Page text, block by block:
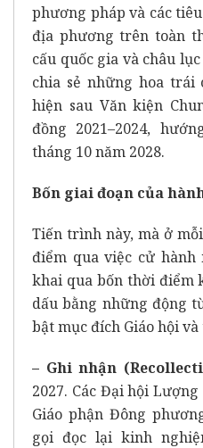
phương pháp và các
địa phương trên toàn
cấu quốc gia và châu
chia sẻ những hoa
hiện sau Văn kiện
đồng 2021–2024,
tháng 10 năm 2028.
Bốn giai đoạn của
Tiến trình này, mà ở
điểm qua việc cử
khai qua bốn thời điểm
dấu bằng những động
bật mục đích Giáo hội
– Ghi nhận
2027. Các Đại hội
Giáo phận Đông
gọi đọc lại kinh